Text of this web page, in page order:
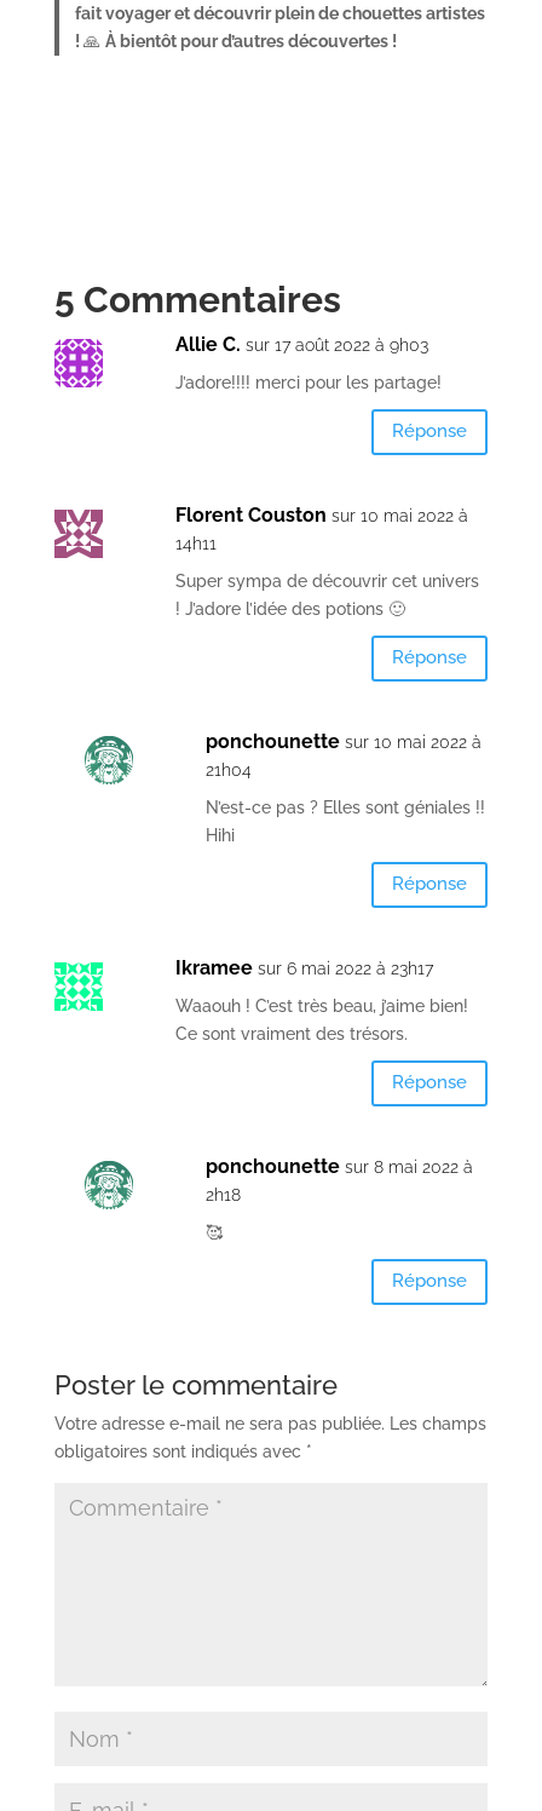
fait voyager et découvrir plein de chouettes artistes
!🙏À bientôt pour d’autres découvertes !
5 Commentaires
Allie C. sur 17 août 2022 à 9h03
J’adore!!!! merci pour les partage!
Réponse
Florent Couston sur 10 mai 2022 à
14h11
Super sympa de découvrir cet univers
! J’adore l’idée des potions 🙂
Réponse
ponchounette sur 10 mai 2022 à
21h04
N’est-ce pas ? Elles sont géniales !!
Hihi
Réponse
Ikramee sur 6 mai 2022 à 23h17
Waaouh ! C’est très beau, j’aime bien!
Ce sont vraiment des trésors.
Réponse
ponchounette sur 8 mai 2022 à
2h18
🥰
Réponse
Poster le commentaire
Votre adresse e-mail ne sera pas publiée. Les champs
obligatoires sont indiqués avec *